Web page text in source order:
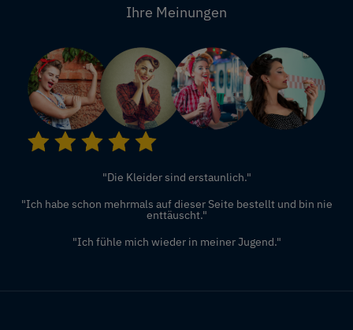
Ihre Meinungen
"Die Kleider sind erstaunlich."
"Ich habe schon mehrmals auf dieser Seite bestellt und bin nie
enttäuscht."
"Ich fühle mich wieder in meiner Jugend."